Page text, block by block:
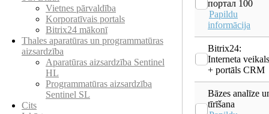
Vietnes pārvaldība
Korporatīvais portals
Bitrix24 mākonī
Thales aparatūras un programmatūras
aizsardzība
Aparatūras aizsardzība Sentinel
HL
Programmatūras aizsardzība
Sentinel SL
Cits
портал 100
Papildu
informācija
Bitrix24:
Interneta veikals
+ portāls CRM
Bāzes analīze
tīrīšana